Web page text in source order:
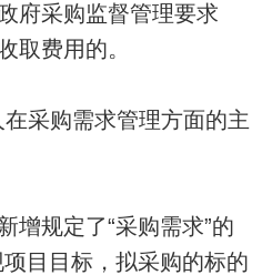
府采购监督管理要求
取费用的。
采购需求管理方面的主
增规定了“采购需求”的
目目标，拟采购的标的